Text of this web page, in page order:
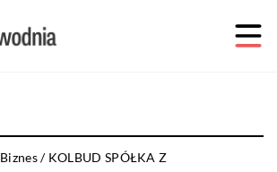
Biznes/ KOLBUD SPÓŁKA Z